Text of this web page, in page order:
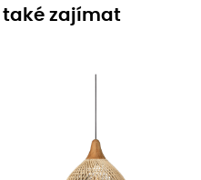
také zajímat